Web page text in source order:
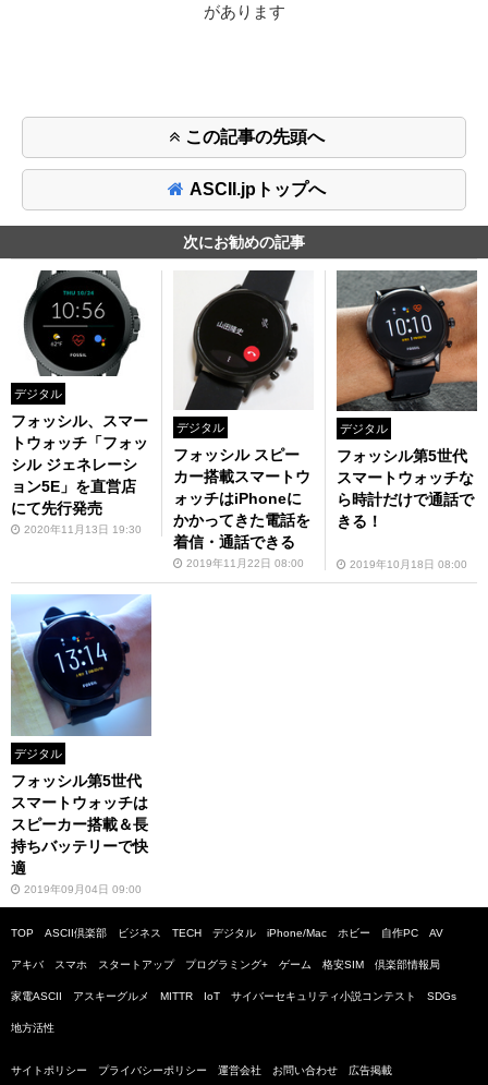
があります
この記事の先頭へ
ASCII.jpトップへ
次にお勧めの記事
デジタル
フォッシル、スマー
トウォッチ「フォッ
シル ジェネレーシ
ョン5E」を直営店
にて先行発売
2020年11月13日 19:30
デジタル
フォッシル スピー
カー搭載スマートウ
ォッチはiPhoneに
かかってきた電話を
着信・通話できる
2019年11月22日 08:00
デジタル
フォッシル第5世代
スマートウォッチな
ら時計だけで通話で
きる！
2019年10月18日 08:00
デジタル
フォッシル第5世代
スマートウォッチは
スピーカー搭載＆長
持ちバッテリーで快
適
2019年09月04日 09:00
TOP ASCII倶楽部 ビジネス TECH デジタル iPhone/Mac ホビー 自作PC AV
アキバ スマホ スタートアップ プログラミング+ ゲーム 格安SIM 倶楽部情報局
家電ASCII アスキーグルメ MITTR IoT サイバーセキュリティ小説コンテスト SDGs
地方活性
サイトポリシー プライバシーポリシー 運営会社 お問い合わせ 広告掲載